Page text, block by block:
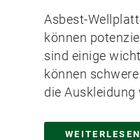
Asbest-
können
sind einige
können
die
WEITERLESEN